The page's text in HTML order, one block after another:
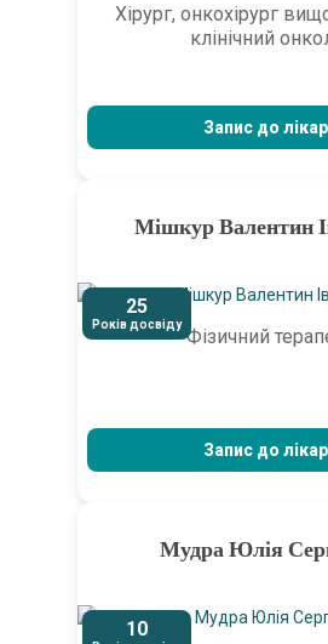
Хірург, онкохірург
клінічний
Запис до
Мішкур Валентин
25
Років досвіду
Фізичний
Запис до
Мудра Юлія
10